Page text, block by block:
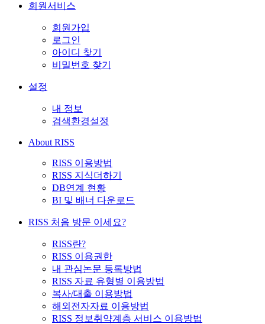
회원서비스
회원가입
로그인
아이디 찾기
비밀번호 찾기
설정
내 정보
검색환경설정
About RISS
RISS 이용방법
RISS 지식더하기
DB연계 현황
BI 및 배너 다운로드
RISS 처음 방문 이세요?
RISS란?
RISS 이용권한
내 관심논문 등록방법
RISS 자료 유형별 이용방법
복사/대출 이용방법
해외전자자료 이용방법
RISS 정보취약계층 서비스 이용방법